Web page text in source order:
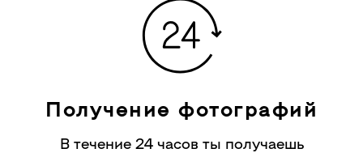
Получение фотографий
В течение 24 часов ты получаешь